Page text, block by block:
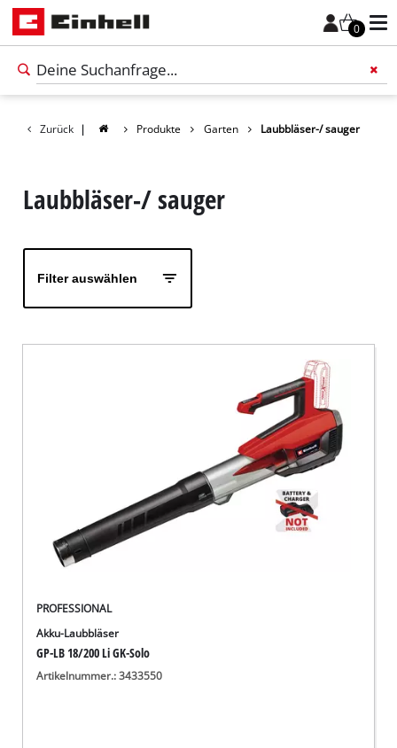
0
Zurück | Produkte Garten Laubbläser-/ sauger
Laubbläser-/ sauger
Filter auswählen
PROFESSIONAL
Akku-Laubbläser
GP-LB 18/200 Li GK-Solo
Artikelnummer.: 3433550